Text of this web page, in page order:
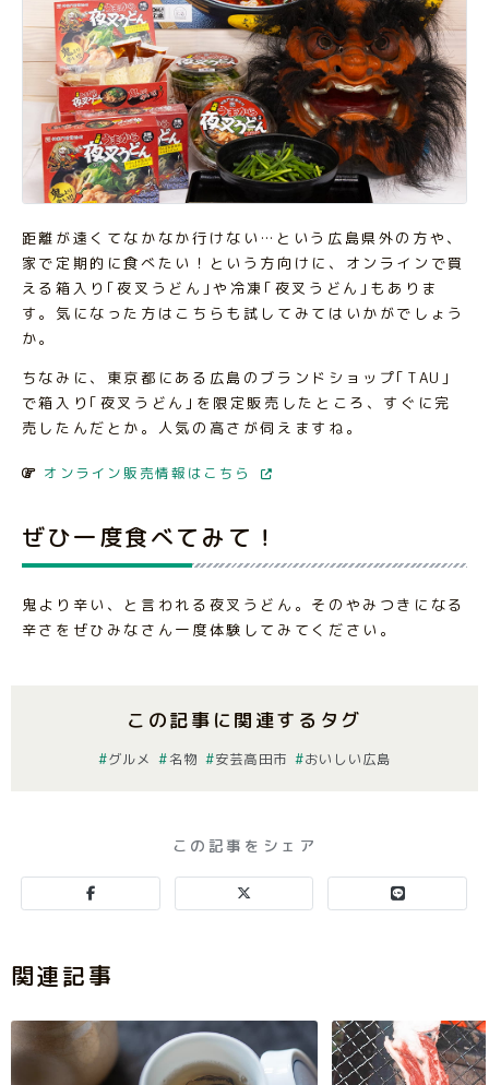
距離が遠くてなかなか行けない…という広島県外の方や、
家で定期的に食べたい！という方向けに、オンラインで買
える箱入り｢夜叉うどん｣や冷凍｢夜叉うどん｣もありま
す。気になった方はこちらも試してみてはいかがでしょう
か。
ちなみに、東京都にある広島のブランドショップ｢TAU｣
で箱入り｢夜叉うどん｣を限定販売したところ、すぐに完
売したんだとか。人気の高さが伺えますね。
オンライン販売情報はこちら
ぜひ一度食べてみて！
鬼より辛い、と言われる夜叉うどん。そのやみつきになる
辛さをぜひみなさん一度体験してみてください。
この記事に関連するタグ
グルメ 名物 安芸高田市 おいしい広島
この記事をシェア
関連記事